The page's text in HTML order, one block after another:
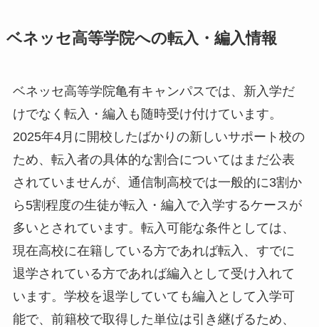
ベネッセ高等学院への転入・編入情報
ベネッセ高等学院亀有キャンパスでは、新入学だ
けでなく転入・編入も随時受け付けています。
2025年4月に開校したばかりの新しいサポート校の
ため、転入者の具体的な割合についてはまだ公表
されていませんが、通信制高校では一般的に3割か
ら5割程度の生徒が転入・編入で入学するケースが
多いとされています。転入可能な条件としては、
現在高校に在籍している方であれば転入、すでに
退学されている方であれば編入として受け入れて
います。学校を退学していても編入として入学可
能で、前籍校で取得した単位は引き継げるため、